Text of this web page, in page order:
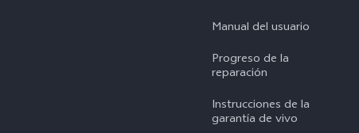
Manual del usuario
Progreso de la
reparación
Instrucciones de la
garantía de vivo